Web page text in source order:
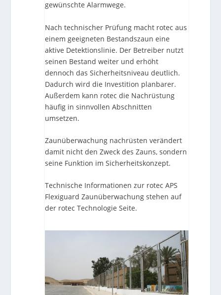
gewünschte Alarmwege.
Nach technischer Prüfung macht rotec aus
einem geeigneten Bestandszaun eine
aktive Detektionslinie. Der Betreiber nutzt
seinen Bestand weiter und erhöht
dennoch das Sicherheitsniveau deutlich.
Dadurch wird die Investition planbarer.
Außerdem kann rotec die Nachrüstung
häufig in sinnvollen Abschnitten
umsetzen.
Zaunüberwachung nachrüsten verändert
damit nicht den Zweck des Zauns, sondern
seine Funktion im Sicherheitskonzept.
Technische Informationen zur rotec APS
Flexiguard Zaunüberwachung stehen auf
der rotec Technologie Seite.